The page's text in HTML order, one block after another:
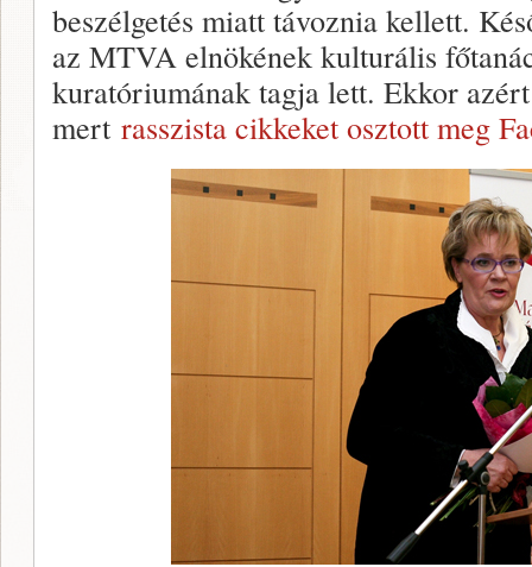
beszélgetés miatt távoznia kellett.
az MTVA elnökének kulturális
kuratóriumának tagja lett. Ekkor
mert rasszista cikkeket osztott meg